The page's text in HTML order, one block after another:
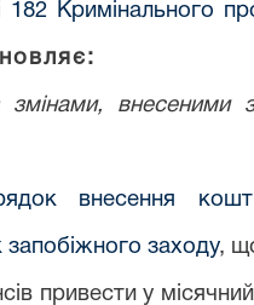
182 Кримінального
змінами,
внесення
запобіжного заходу,
привести у